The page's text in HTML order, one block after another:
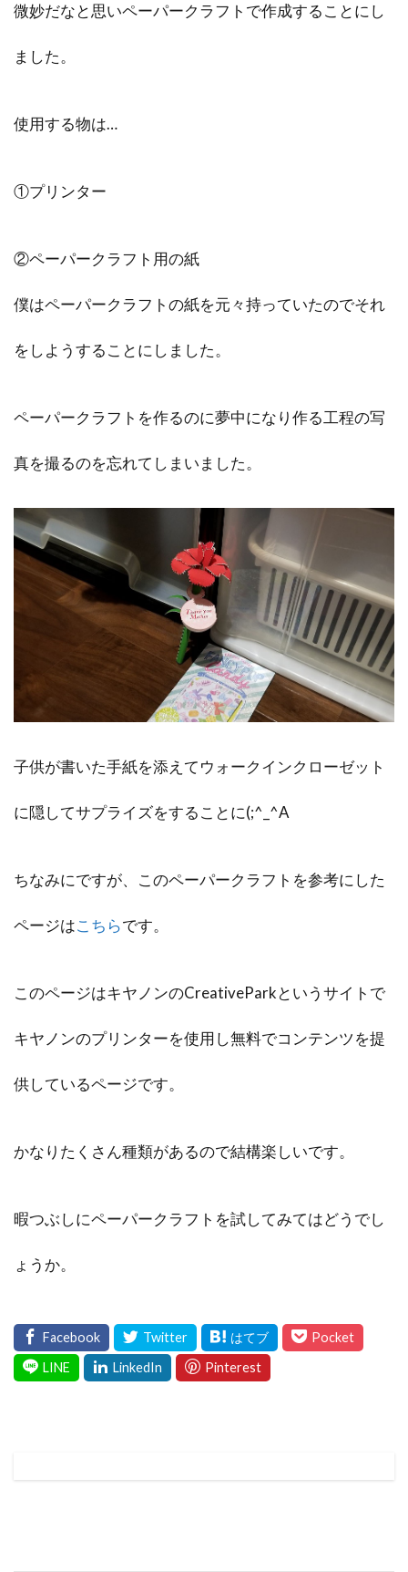
微妙だなと思いペーパークラフトで作成することにし
ました。
使用する物は…
①プリンター
②ペーパークラフト用の紙
僕はペーパークラフトの紙を元々持っていたのでそれ
をしようすることにしました。
ペーパークラフトを作るのに夢中になり作る工程の写
真を撮るのを忘れてしまいました。
子供が書いた手紙を添えてウォークインクローゼット
に隠してサプライズをすることに(;^_^A
ちなみにですが、このペーパークラフトを参考にした
ページはこちらです。
このページはキヤノンのCreativeParkというサイトで
キヤノンのプリンターを使用し無料でコンテンツを提
供しているページです。
かなりたくさん種類があるので結構楽しいです。
暇つぶしにペーパークラフトを試してみてはどうでし
ょうか。